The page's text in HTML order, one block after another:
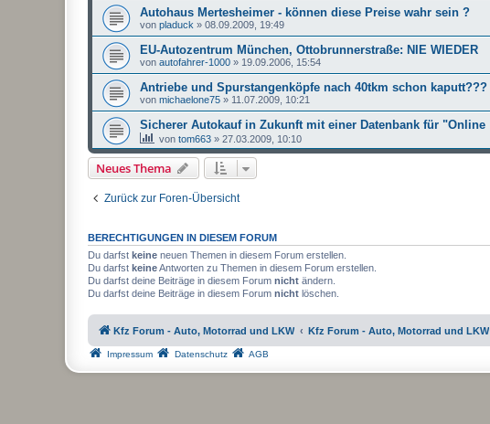
Autohaus Mertesheimer - können diese Preise wahr sein ?
von pladuck » 08.09.2009, 19:49
EU-Autozentrum München, Ottobrunnerstraße: NIE WIEDER
von autofahrer-1000 » 19.09.2006, 15:54
Antriebe und Spurstangenköpfe nach 40tkm schon kaputt???
von michaelone75 » 11.07.2009, 10:21
Sicherer Autokauf in Zukunft mit einer Datenbank für "Online
von tom663 » 27.03.2009, 10:10
Neues Thema
Zurück zur Foren-Übersicht
BERECHTIGUNGEN IN DIESEM FORUM
Du darfst keine neuen Themen in diesem Forum erstellen.
Du darfst keineAntworten zu Themen in diesem Forum erstellen.
Du darfst deine Beiträge in diesem Forum nicht ändern.
Du darfst deine Beiträge in diesem Forum nicht löschen.
Kfz Forum - Auto, Motorrad und LKW Kfz Forum - Auto, Motorrad und LKW
Impressum Datenschutz AGB